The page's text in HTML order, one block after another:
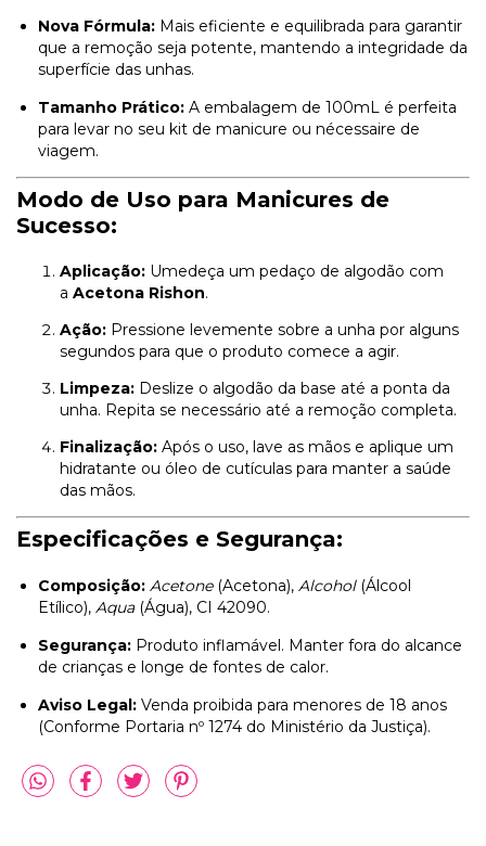
Nova Fórmula: Mais eficiente e equilibrada para garantir
que a remoção seja potente, mantendo a integridade da
superfície das unhas.
Tamanho Prático: A embalagem de 100mL é perfeita
para levar no seu kit de manicure ou nécessaire de
viagem.
Modo de Uso para Manicures de
Sucesso:
Aplicação: Umedeça um pedaço de algodão com
a Acetona Rishon.
Ação: Pressione levemente sobre a unha por alguns
segundos para que o produto comece a agir.
Limpeza: Deslize o algodão da base até a ponta da
unha. Repita se necessário até a remoção completa.
Finalização: Após o uso, lave as mãos e aplique um
hidratante ou óleo de cutículas para manter a saúde
das mãos.
Especificações e Segurança:
Composição: Acetone(Acetona), Alcohol(Álcool
Etílico), Aqua(Água), CI 42090.
Segurança: Produto inflamável. Manter fora do alcance
de crianças e longe de fontes de calor.
Aviso Legal: Venda proibida para menores de 18 anos
(Conforme Portaria nº 1274 do Ministério da Justiça).